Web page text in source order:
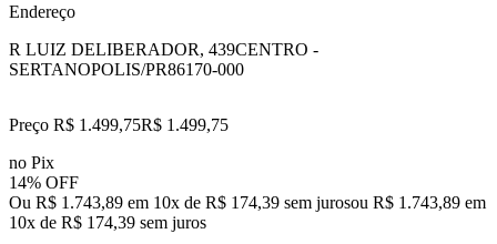
Endereço
R LUIZ DELIBERADOR, 439CENTRO -
SERTANOPOLIS/PR86170-000
Preço R$ 1.499,75R$ 1.499,75
no Pix
14% OFF
Ou R$ 1.743,89 em 10x de R$ 174,39 sem jurosou R$ 1.743,89 em
10x de R$ 174,39 sem juros